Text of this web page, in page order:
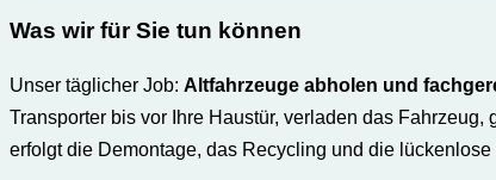
Was wir für Sie tun können
Unser täglicher Job: Altfahrzeuge abholen und
Transporter bis vor Ihre Haustür, verladen das
erfolgt die Demontage, das Recycling und die lückenlose